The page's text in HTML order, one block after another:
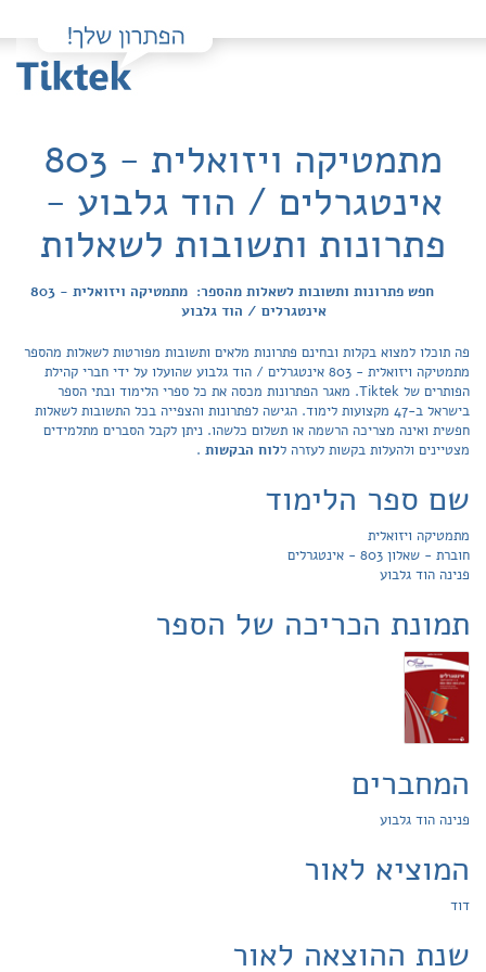
מתמטיקה ויזואלית - 803
אינטגרלים / הוד גלבוע -
פתרונות ותשובות לשאלות
חפש פתרונות ותשובות לשאלות מהספר: מתמטיקה ויזואלית - 803
אינטגרלים / הוד גלבוע
פה תוכלו למצוא בקלות ובחינם פתרונות מלאים ותשובות מפורטות לשאלות מהספר
מתמטיקה ויזואלית - 803 אינטגרלים / הוד גלבוע שהועלו על ידי חברי קהילת
הפותרים של Tiktek. מאגר הפתרונות מכסה את כל ספרי הלימוד ובתי הספר
בישראל ב-47 מקצועות לימוד. הגישה לפתרונות והצפייה בכל התשובות לשאלות
חפשית ואינה מצריכה הרשמה או תשלום כלשהו. ניתן לקבל הסברים מתלמידים
מצטיינים ולהעלות בקשות לעזרה ללוח הבקשות .
שם ספר הלימוד
מתמטיקה ויזואלית
חוברת - שאלון 803 - אינטגרלים
פנינה הוד גלבוע
תמונת הכריכה של הספר
המחברים
פנינה הוד גלבוע
המוציא לאור
דוד
שנת ההוצאה לאור